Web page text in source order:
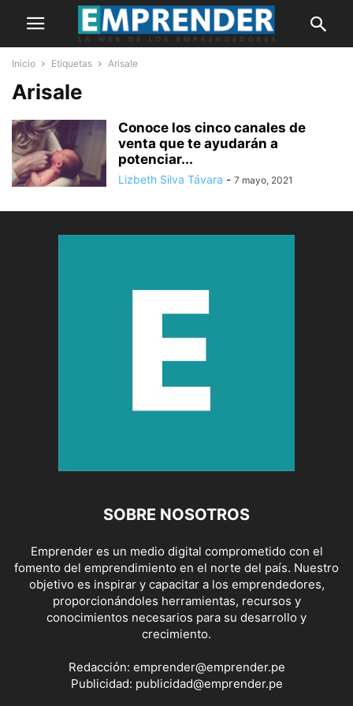
Inicio Etiquetas Arisale
Arisale
Conoce los cinco canales de
venta que te ayudarán a
potenciar...
Lizbeth Silva Távara - 7 mayo, 2021
SOBRE NOSOTROS
Emprender es un medio digital comprometido con el
fomento del emprendimiento en el norte del país. Nuestro
objetivo es inspirar y capacitar a los emprendedores,
proporcionándoles herramientas, recursos y
conocimientos necesarios para su desarrollo y
crecimiento.
Redacción: emprender@emprender.pe
Publicidad: publicidad@emprender.pe